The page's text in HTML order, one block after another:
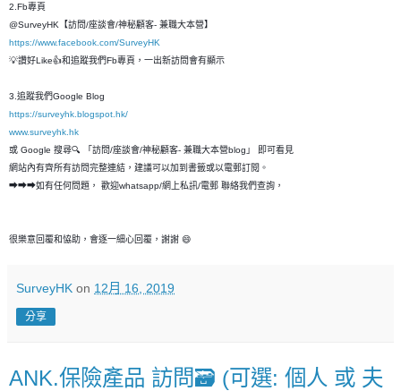
2.Fb專頁
@SurveyHK【訪問/座談會/神秘顧客- 兼職大本營】
https://www.facebook.com/SurveyHK
💡讚好Like👍和追蹤我們Fb專頁，一出新訪問會有顯示
3.追蹤我們Google Blog
https://surveyhk.blogspot.hk/
www.surveyhk.hk
或 Google 搜尋🔍 「訪問/座談會/神秘顧客- 兼職大本營blog」 即可看見
網站內有齊所有訪問完整連結，建議可以加到書籤或以電郵訂閱。
➡➡➡如有任何問題， 歡迎whatsapp/網上私訊/電郵 聯絡我們查詢，
很樂意回覆和恊助，會逐一細心回覆，謝謝 😄
SurveyHK on 12月 16, 2019
分享
ANK.保險產品 訪問🗃 (可選: 個人 或 夫